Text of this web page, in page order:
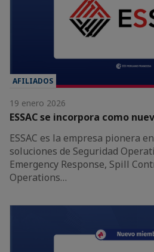
AFILIADOS
19 enero 2026
ESSAC se incorpora como
ESSAC es la empresa pionera
soluciones de Seguridad
Emergency Response, Spill
Operations…